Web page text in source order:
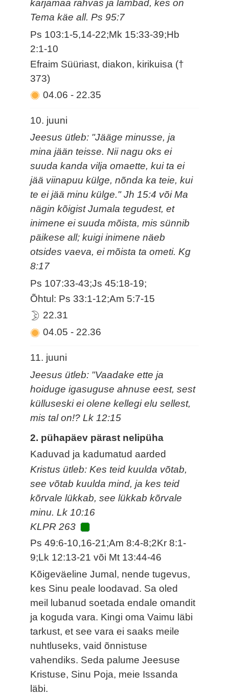
karjamaa rahvas ja lambad, kes on
Tema käe all. Ps 95:7
Ps 103:1-5,14-22;Mk 15:33-39;Hb
2:1-10
Efraim Süüriast, diakon, kirikuisa (†
373)
04.06- 22.35
10. juuni
Jeesus ütleb: "Jääge minusse, ja
mina jään teisse. Nii nagu oks ei
suuda kanda vilja omaette, kui ta ei
jää viinapuu külge, nõnda ka teie, kui
te ei jää minu külge." Jh 15:4 või Ma
nägin kõigist Jumala tegudest, et
inimene ei suuda mõista, mis sünnib
päikese all; kuigi inimene näeb
otsides vaeva, ei mõista ta ometi. Kg
8:17
Ps 107:33-43;Js 45:18-19;
Õhtul: Ps 33:1-12;Am 5:7-15
22.31
04.05- 22.36
11. juuni
Jeesus ütleb: "Vaadake ette ja
hoiduge igasuguse ahnuse eest, sest
külluseski ei olene kellegi elu sellest,
mis tal on!? Lk 12:15
2. pühapäev pärast nelipüha
Kaduvad ja kadumatud aarded
Kristus ütleb: Kes teid kuulda võtab,
see võtab kuulda mind, ja kes teid
kõrvale lükkab, see lükkab kõrvale
minu. Lk 10:16
KLPR 263
Ps 49:6-10,16-21;Am 8:4-8;2Kr 8:1-
9;Lk 12:13-21 või Mt 13:44-46
Kõigeväeline Jumal, nende tugevus,
kes Sinu peale loodavad. Sa oled
meil lubanud soetada endale omandit
ja koguda vara. Kingi oma Vaimu läbi
tarkust, et see vara ei saaks meile
nuhtluseks, vaid õnnistuse
vahendiks. Seda palume Jeesuse
Kristuse, Sinu Poja, meie Issanda
läbi.